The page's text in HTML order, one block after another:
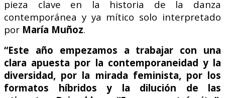
pieza clave en la historia de la danza
contemporánea y ya mítico solo interpretado
por María Muñoz.
“Este año empezamos a trabajar con una
clara apuesta por la contemporaneidad y la
diversidad, por la mirada feminista, por los
formatos híbridos y la dilución de las